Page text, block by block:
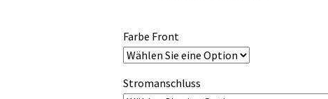
Farbe Front
Stromanschluss